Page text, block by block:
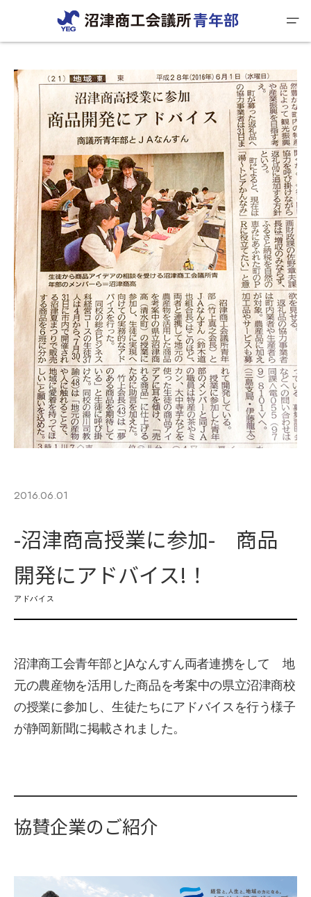
アドバイス
-沼津商高授業に参加- 商品
開発にアドバイス!！
2016.06.01
沼津商工会青年部とJAなんすん両者連携をして 地
元の農産物を活用した商品を考案中の県立沼津商校
の授業に参加し、生徒たちにアドバイスを行う様子
が静岡新聞に掲載されました。
協賛企業のご紹介